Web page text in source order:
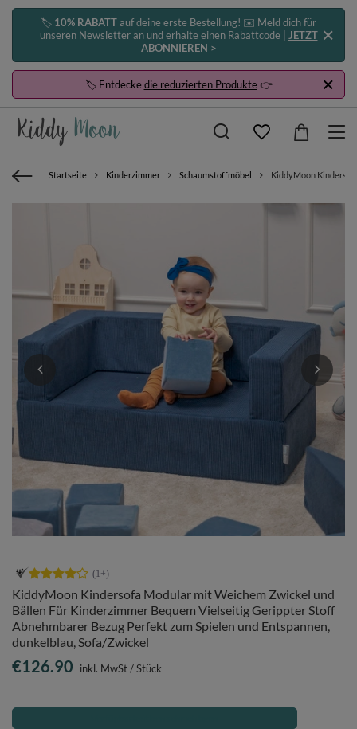
🏷️ 10% RABATTauf deine erste Bestellung! ✉️ Meld dich für
unseren Newsletter an und erhalte einen Rabattcode | JETZT
ABONNIEREN >
🏷️ Entdeckedie reduzierten Produkte👉
Startseite Kinderzimmer Schaumstoffmöbel KiddyMoon
KiddyMoon Kindersofa Modular mit Weichem Zwickel und
Bällen Für Kinderzimmer Bequem Vielseitig Gerippter Stoff
Abnehmbarer Bezug Perfekt zum Spielen und Entspannen,
dunkelblau, Sofa/Zwickel
€126.90 inkl. MwSt/Stück